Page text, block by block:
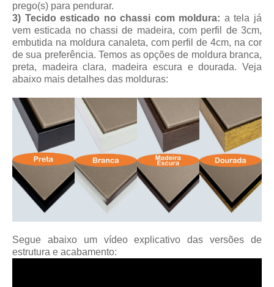
prego(s) para pendurar.
3) Tecido esticado no chassi com moldura: a tela já
vem esticada no chassi de madeira, com perfil de 3cm,
embutida na moldura canaleta, com perfil de 4cm, na cor
de sua preferência. Temos as opções de moldura branca,
preta, madeira clara, madeira escura e dourada. Veja
abaixo mais detalhes das molduras:
Segue abaixo um vídeo explicativo das versões de
estrutura e acabamento: